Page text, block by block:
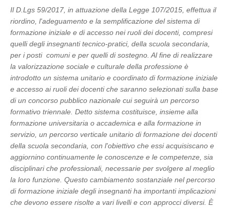
Il D.Lgs 59/2017, in attuazione della Legge 107/2015, effettua il
riordino, l'adeguamento e la semplificazione del sistema di
formazione iniziale e di accesso nei ruoli dei docenti, compresi
quelli degli insegnanti tecnico-pratici, della scuola secondaria,
per i posti comuni e per quelli di sostegno. Al fine di realizzare
la valorizzazione sociale e culturale della professione è
introdotto un sistema unitario e coordinato di formazione iniziale
e accesso ai ruoli dei docenti che saranno selezionati sulla base
di un concorso pubblico nazionale cui seguirà un percorso
formativo triennale. Detto sistema costituisce, insieme alla
formazione universitaria o accademica e alla formazione in
servizio, un percorso verticale unitario di formazione dei docenti
della scuola secondaria, con l'obiettivo che essi acquisiscano e
aggiornino continuamente le conoscenze e le competenze, sia
disciplinari che professionali, necessarie per svolgere al meglio
la loro funzione. Questo cambiamento sostanziale nel percorso
di formazione iniziale degli insegnanti ha importanti implicazioni
che devono essere risolte a vari livelli e con approcci diversi. È